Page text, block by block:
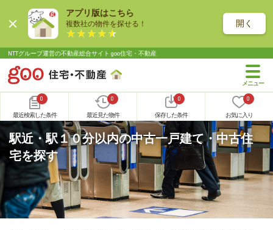
アプリ版はこちら
複数社の物件を探せる！ 開く
NTTグループ運営の不動産総合サイト goo住宅・不動産
0
最近検索した条件
0
最近見た物件
0
保存した条件
0
お気に入り
駅近・駅１０分以内の中古一戸建て・中古住
宅を探す